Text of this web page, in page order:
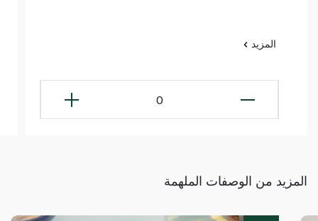
المزيد
0
المزيد من الوصفات الملهمة